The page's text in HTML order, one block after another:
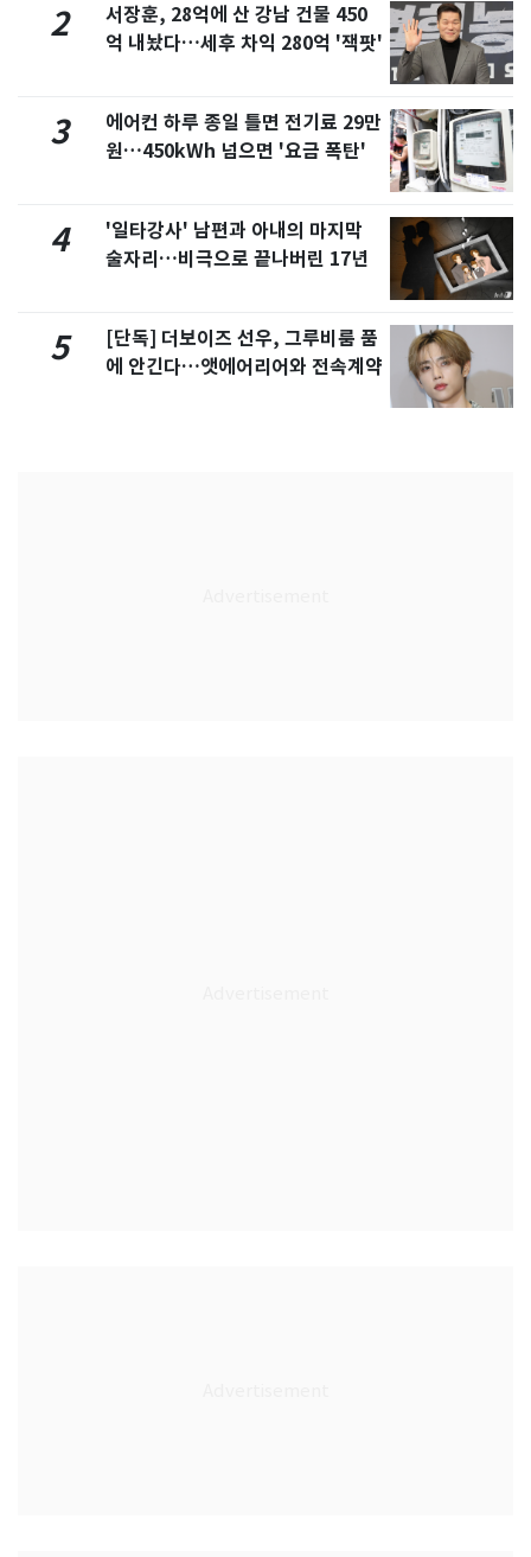
2
서장훈, 28억에 산 강남 건물 450
억 내놨다…세후 차익 280억 '잭팟'
3
에어컨 하루 종일 틀면 전기료 29만
원…450kWh 넘으면 '요금 폭탄'
4
'일타강사' 남편과 아내의 마지막
술자리…비극으로 끝나버린 17년
5
[단독] 더보이즈 선우, 그루비룸 품
에 안긴다…앳에어리어와 전속계약